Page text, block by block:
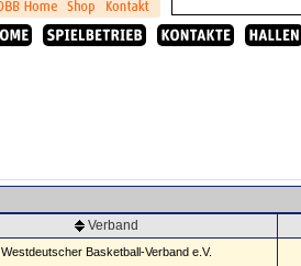
Verband
Westdeutscher Basketball-Verband e.V.